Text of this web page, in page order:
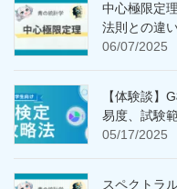
中心極限定
法則との違
06/07/2025
【体験談】
易度、試験
05/17/2025
スペクトラ